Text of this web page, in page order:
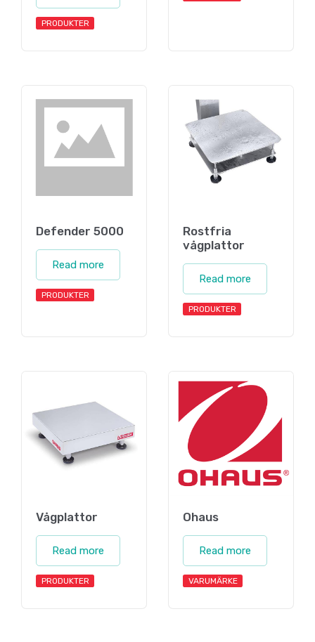
PRODUKTER
Defender 5000
Read more
PRODUKTER
Rostfria
vågplattor
Read more
PRODUKTER
Vågplattor
Read more
PRODUKTER
Ohaus
Read more
VARUMÄRKE